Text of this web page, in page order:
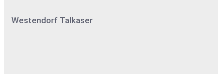
Westendorf Talkaser